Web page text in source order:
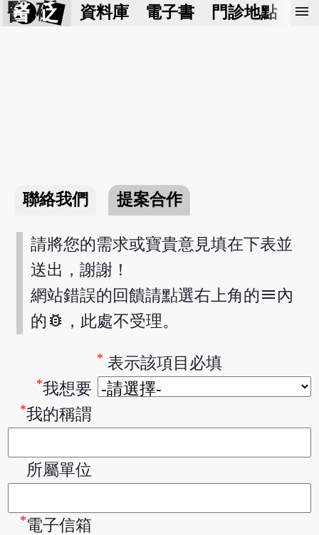
醫 砭 資料庫 電子書 門診地點 預
menu
聯絡我們 提案合作
請將您的需求或寶貴意見填在下表並
送出，謝謝！
網站錯誤的回饋請點選右上角的 menu 內
的 bug_report ，此處不受理。
* 表示該項目必填
*我想要
*我的稱謂
所屬單位
*電子信箱